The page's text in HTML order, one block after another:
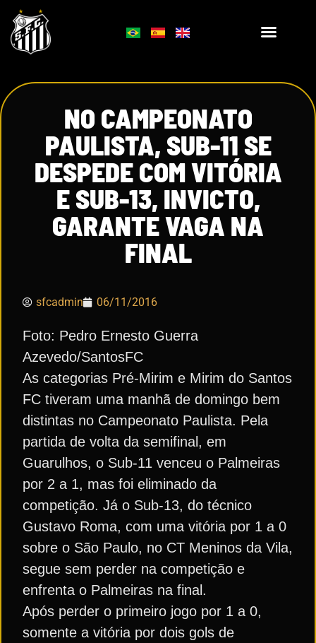
NO CAMPEONATO
PAULISTA, SUB-11 SE
DESPEDE COM VITÓRIA
E SUB-13, INVICTO,
GARANTE VAGA NA
FINAL
sfcadmin 06/11/2016
Foto: Pedro Ernesto Guerra
Azevedo/SantosFC
As categorias Pré-Mirim e Mirim do Santos
FC tiveram uma manhã de domingo bem
distintas no Campeonato Paulista. Pela
partida de volta da semifinal, em
Guarulhos, o Sub-11 venceu o Palmeiras
por 2 a 1, mas foi eliminado da
competição. Já o Sub-13, do técnico
Gustavo Roma, com uma vitória por 1 a 0
sobre o São Paulo, no CT Meninos da Vila,
segue sem perder na competição e
enfrenta o Palmeiras na final.
Após perder o primeiro jogo por 1 a 0,
somente a vitória por dois gols de